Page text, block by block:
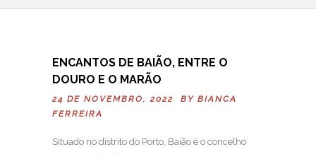
ENCANTOS DE BAIÃO, ENTRE O
DOURO E O MARÃO
24 DE NOVEMBRO, 2022 BY BIANCA
FERREIRA
Situado no distrito do Porto, Baião é o concelho